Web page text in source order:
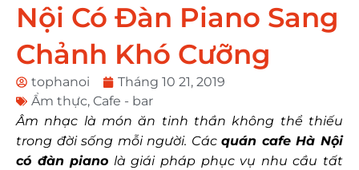
Nội Có Đàn Piano Sang
Chảnh Khó Cưỡng
tophanoi
Tháng 10 21, 2019
Ẩm thực, Cafe - bar
Âm nhạc là món ăn tinh thần không thể thiếu
trong đời sống mỗi người. Cácquán cafe Hà Nội
có đàn piano là giái pháp phục vụ nhu cầu tất